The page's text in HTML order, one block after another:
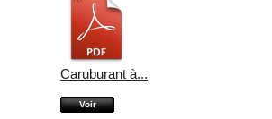
Caruburant à...
Voir